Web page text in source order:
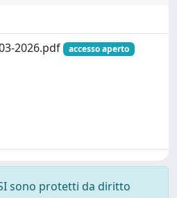
2026.pdf
accesso aperto
sono protetti da diritto